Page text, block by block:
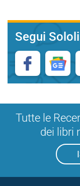
Segui
Tutte le
dei libri